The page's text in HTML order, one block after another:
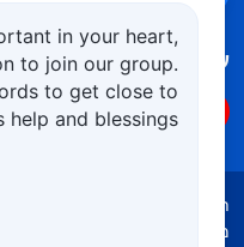
עקוב אחרינו
תנאי השימוש
מדיניות קובצי Cookies
in your heart,
to join our group.
to get close to
help and blessings.